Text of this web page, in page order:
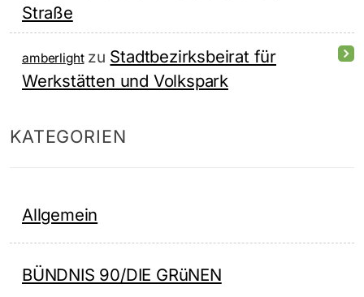
Straße
amberlightzu Stadtbezirksbeirat für
Werkstätten und Volkspark
KATEGORIEN
Allgemein
BÜNDNIS 90/DIE GRüNEN